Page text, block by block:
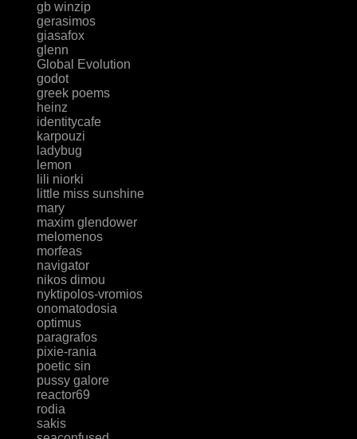
gb winzip
gerasimos
giasafox
glenn
Global Evolution
godot
greek poems
heinz
identitycafe
karpouzi
ladybug
lemon
lili niorki
little miss sunshine
mary
maxim glendower
melomenos
morfeas
navigator
nikos dimou
nyktipolos-vromios
onomatodosia
optimus
paragrafos
pixie-rania
poetic sin
pussy galore
reactor69
rodia
sakis